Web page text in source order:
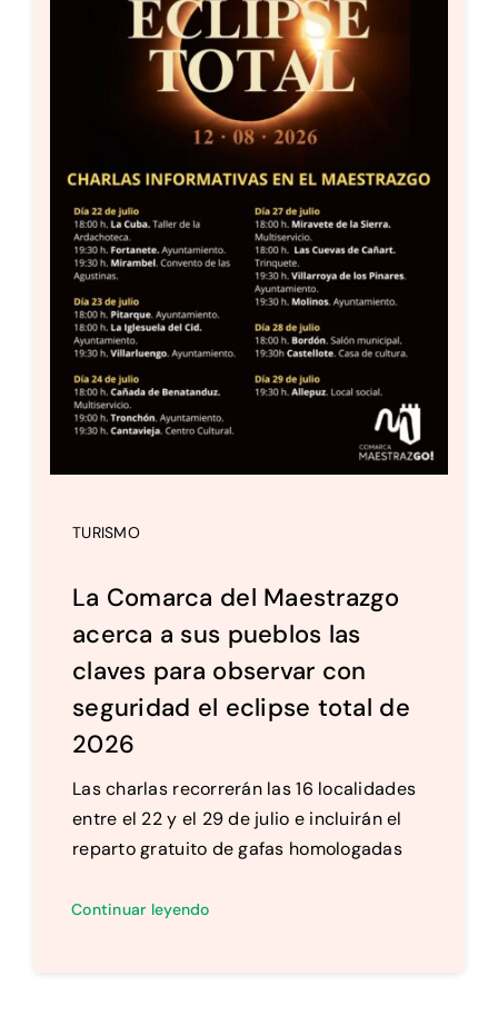
TURISMO
La Comarca del Maestrazgo
acerca a sus pueblos las
claves para observar con
seguridad el eclipse total de
2026
Las charlas recorrerán las 16 localidades
entre el 22 y el 29 de julio e incluirán el
reparto gratuito de gafas homologadas
Continuar leyendo